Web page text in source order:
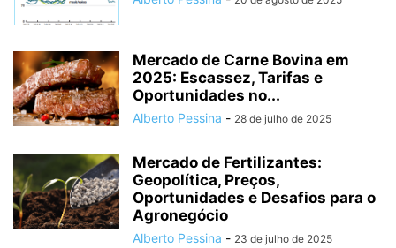
Mercado de Carne Bovina em
2025: Escassez, Tarifas e
Oportunidades no...
Alberto Pessina - 28 de julho de 2025
Mercado de Fertilizantes:
Geopolítica, Preços,
Oportunidades e Desafios para o
Agronegócio
Alberto Pessina - 23 de julho de 2025